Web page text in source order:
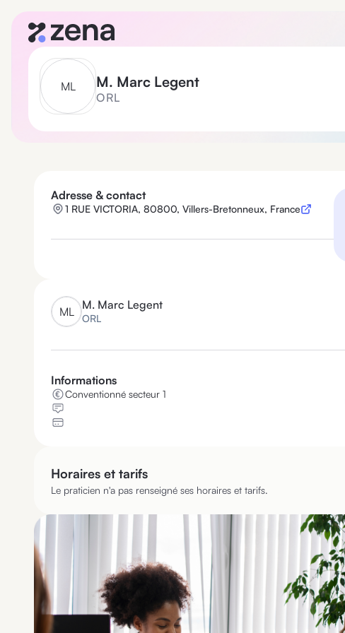
ML M. Marc Legent
ORL
Adresse & contact
1 RUE VICTORIA, 80800, Villers-Bretonneux, France
ML M. Marc Legent
ORL
Informations
Conventionné secteur 1
Horaires et tarifs
Le praticien n'a pas renseigné ses horaires et tarifs.